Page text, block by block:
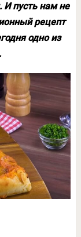
пусть нам не
рецепт
одно из